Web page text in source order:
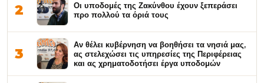
2
Οι υποδομές της Ζακύνθου έχουν ξεπεράσει
προ πολλού τα όριά τους
3
Αν θέλει κυβέρνηση να βοηθήσει τα νησιά μας,
ας στελεχώσει τις υπηρεσίες της Περιφέρειας
και ας χρηματοδοτήσει έργα υποδομών